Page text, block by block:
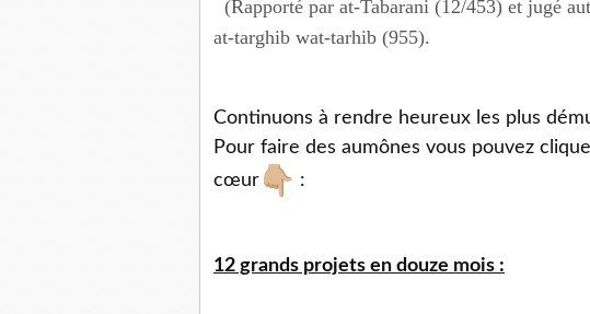
(Rapporté par at-Tabarani (12/453) et jugé
at-targhib wat-tarhib (955).
Continuons à rendre heureux les plus
Pour faire des aumônes vous pouvez
cœur
:
12 grands projets en douze mois :